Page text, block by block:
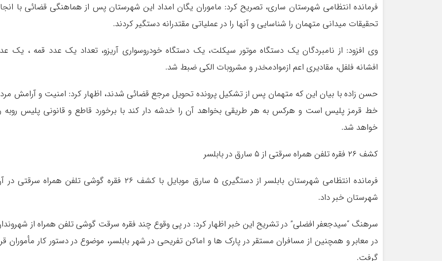
فرمانده انتظامی شهرستان ساری، تصریح کرد: ماموران یگان امداد این شهرستان پس از هماهنگی قضائی با
تحقیقات میدانی متهمان را شناسایی و آنها را در عملیاتی مقتدرانه دستگیر کردند.
وی افزود: از نامبردگان یک دستگاه موتور سیکلت، یک دستگاه خودروسواری آریزو، تعداد یک عدد قمه ، یک
افشانه فلفل، مقادیری اعم ازموادمخدر و مشروبات الکی ضبط شد.
حسن زاده با بیان این که متهمان پس از تشکیل پرونده تحویل مرجع قضائی شدند، اظهار کرد: امنیت و آرامش
خط قرمز پلیس است و هرکس به هر طریقی بخواهد آن را خدشه دار کند با برخورد قاطع و قانونی پلیس روبه
خواهد شد.
کشف ۲۶ فقره تلفن همراه سرقتی از ۵ سارق در بابلسر
فرمانده انتظامی شهرستان بابلسر از دستگیری ۵ سارق موبایل با کشف ۲۶ فقره گوشی تلفن همراه سرقتی
شهرستان خبر داد.
سرهنگ “سیدجعفر افضلی” در تشریح این خبر اظهار کرد: در پی وقوع چند فقره سرقت گوشی تلفن همراه از
در معابر و همچنین از مسافران مستقر در پارک ها و اماکن تفریحی در شهر بابلسر، موضوع در دستور کار مأموران
گرفت.